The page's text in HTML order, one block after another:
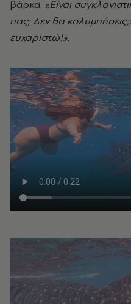
βάρκα. «Είναι
πας; Δεν θα
ευχαριστώ!».